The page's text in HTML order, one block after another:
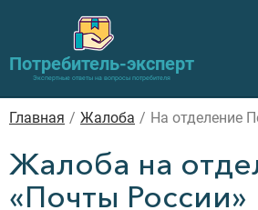
Потребитель-эксперт
Экспертные ответы на вопросы потребителя
Главная / Жалоба / На отделение
Жалоба на
«Почты России»